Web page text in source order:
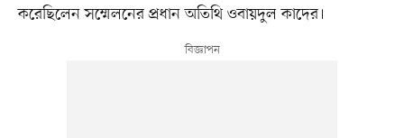
করেছিলেন সম্মেলনের প্রধান অতিথি ওবায়দুল কাদের।